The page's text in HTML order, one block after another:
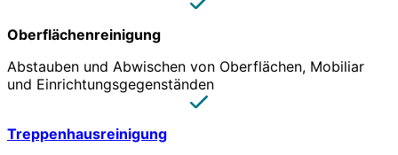
Oberflächenreinigung
Abstauben und Abwischen von Oberflächen, Mobiliar
und Einrichtungsgegenständen
Treppenhausreinigung